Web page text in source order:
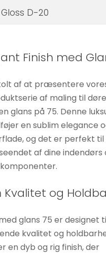
D-20
Finish med
af at præsentere
af maling til
glans på 75. Denne
en sublim elegance
og det er perfekt til
af dine indendørs
Kvalitet og
glans 75 er designet
kvalitet og
en dyb og rig finish, der